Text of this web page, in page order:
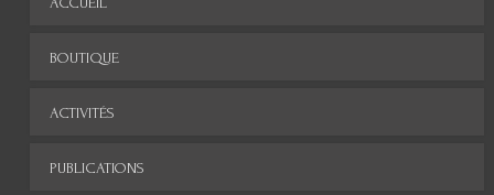
ACCUEIL
BOUTIQUE
ACTIVITÉS
PUBLICATIONS